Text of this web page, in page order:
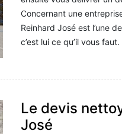
Concernant une
Reinhard José est l’une
c’est lui ce qu’il vous faut.
Le devis
José